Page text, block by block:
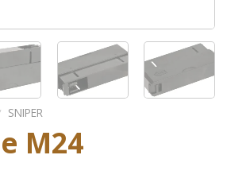
SNIPER
M24